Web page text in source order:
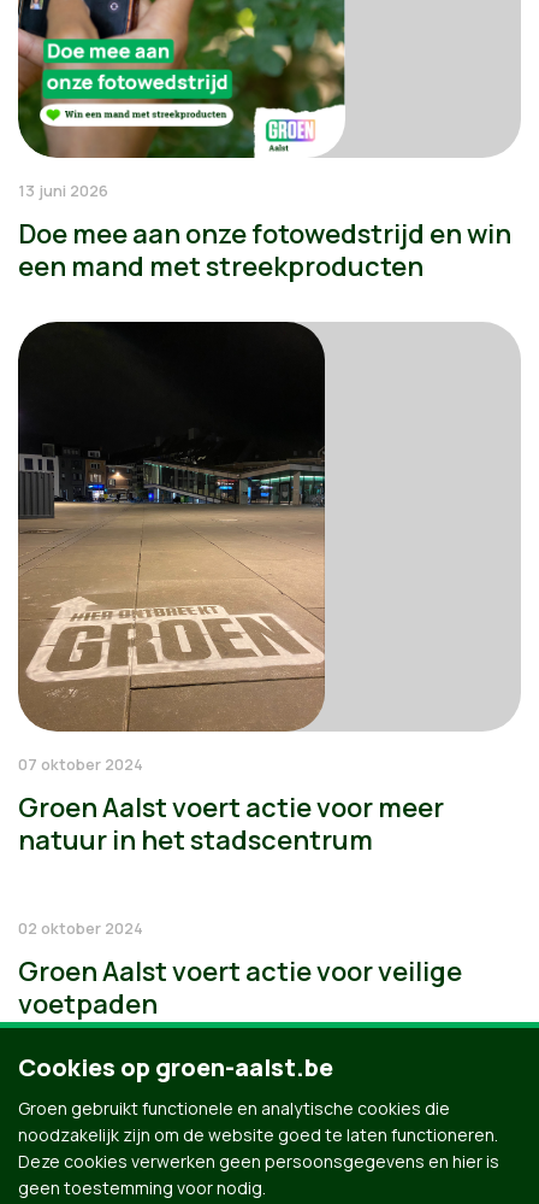
13 juni 2026
Doe mee aan onze fotowedstrijd en win
een mand met streekproducten
07 oktober 2024
Groen Aalst voert actie voor meer
natuur in het stadscentrum
02 oktober 2024
Groen Aalst voert actie voor veilige
voetpaden
Cookies op groen-aalst.be
Groen gebruikt functionele en analytische cookies die
noodzakelijk zijn om de website goed te laten functioneren.
Deze cookies verwerken geen persoonsgegevens en hier is
geen toestemming voor nodig.